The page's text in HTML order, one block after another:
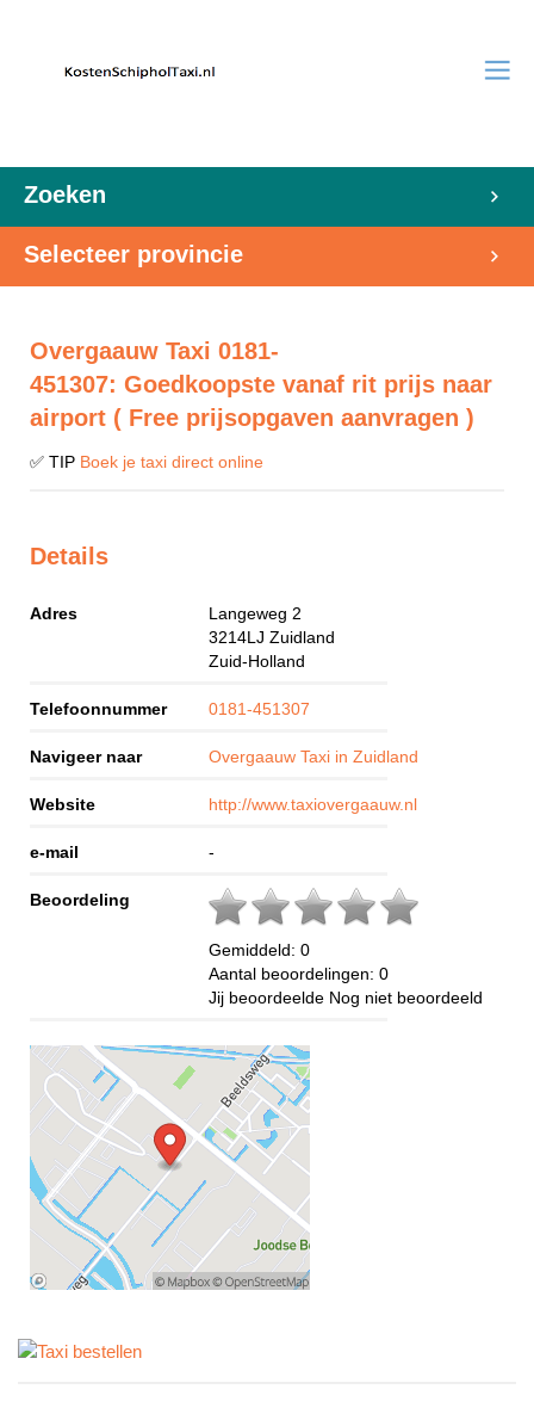
Zoeken
Selecteer provincie
Overgaauw Taxi 0181-
451307: Goedkoopste vanaf rit prijs naar
airport ( Free prijsopgaven aanvragen )
✅ TIP Boek je taxi direct online
Details
Adres
Langeweg 2
3214LJ Zuidland
Zuid-Holland
Telefoonnummer 0181-451307
Navigeer naar Overgaauw Taxi in Zuidland
Website http://www.taxiovergaauw.nl
e-mail -
Beoordeling
Gemiddeld: 0
Aantal beoordelingen: 0
Jij beoordeelde Nog niet beoordeeld